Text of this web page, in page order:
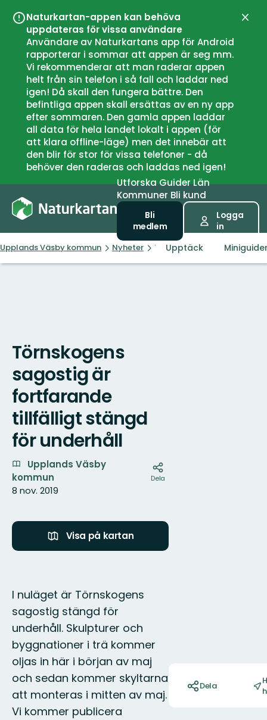
Naturkartan-appen kan behöva
uppdateras för vissa användare
Användare av Naturkartans app för Android
rapporterar i sommar att appen är seg mm.
Vi rekommenderar att man raderar appen
helt från sin telefon i så fall och laddar ned
igen! Då skall den fungera bättre. Den
befintliga appen skall ersättas av en ny app
efter sommaren. Den gamla appen laddar
all data för hela landet lokalt i appen (för
att klara offline-läge) men det innebär att
den blir för stor för vissa telefoner - då
behöver den raderas och laddas ned igen!
UtforskaGuiderLän
Kommuner Bli kund
Bli
medlem
Logga
in
Upplands Väsby kommun Nyheter Törnskogens sagostig är
Upptäck
Törnskogens
sagostig är
fortfarande
tillfälligt stängd
för underhåll
Upplands Väsby
kommun
8 nov. 2019
Dela
Visa på kartan
I nuläget är Törnskogens
sagostig stängd för
underhåll. Skulpturer och
byggnationer i trä kommer
oljas in här i början av maj
och sedan kommer skyltarna
att monteras i mitten av maj.
Vi kommer publicera
Dela